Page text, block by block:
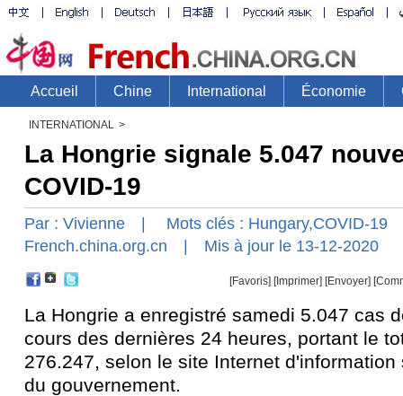
INTERNATIONAL >
La Hongrie signale 5.047
COVID-19
Par : Vivienne | Mots clés : Hungary,COVID-19
French.china.org.cn | Mis à jour le 13-12-2020
[Favoris] [Imprimer] [Envoyer]
La Hongrie a enregistré samedi 5.047 cas
cours des dernières 24 heures, portant le
276.247, selon le site Internet
du gouvernement.